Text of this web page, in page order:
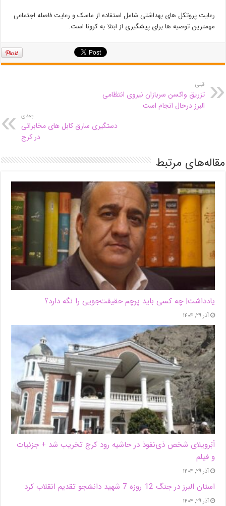
رعایت پروتکل های بهداشتی شامل استفاده از ماسک و رعایت فاصله اجتماعی
مهمترین توصیه ها برای پیشگیری از ابتلا به کرونا است.
قبلی
تزریق واکسن سربازان نیروی انتظامی
البرز درحال انجام است
بعدی
دستگیری سارق کابل های مخابراتی
در کرج
مقاله‌های مرتبط
یادداشت| ‌چه کسی باید پرچم حقیقت‌جویی را نگه دارد؟
آذر ۲۹, ۱۴۰۴
اَبَر‌ویلای شخص ذی‌نفوذ در حاشیه‌ رود کرج تخریب شد + جزئیات
و فیلم
آذر ۲۹, ۱۴۰۴
استان البرز در جنگ 12 روزه 7 شهید دانشجو تقدیم انقلاب کرد
آذر ۲۹, ۱۴۰۴